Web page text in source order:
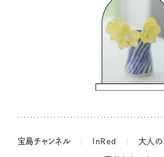
ノーラのフィンランド旅気分
吉田羊さんの着物と12のアソビゴコロ
長谷川あかりさんの今週もお疲れ様つま
宝島チャンネル InRed 大人の